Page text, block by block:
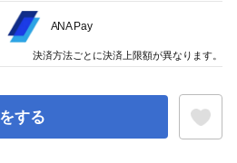
する
ANA Pay
決済方法ごとに決済上限額が異なります。